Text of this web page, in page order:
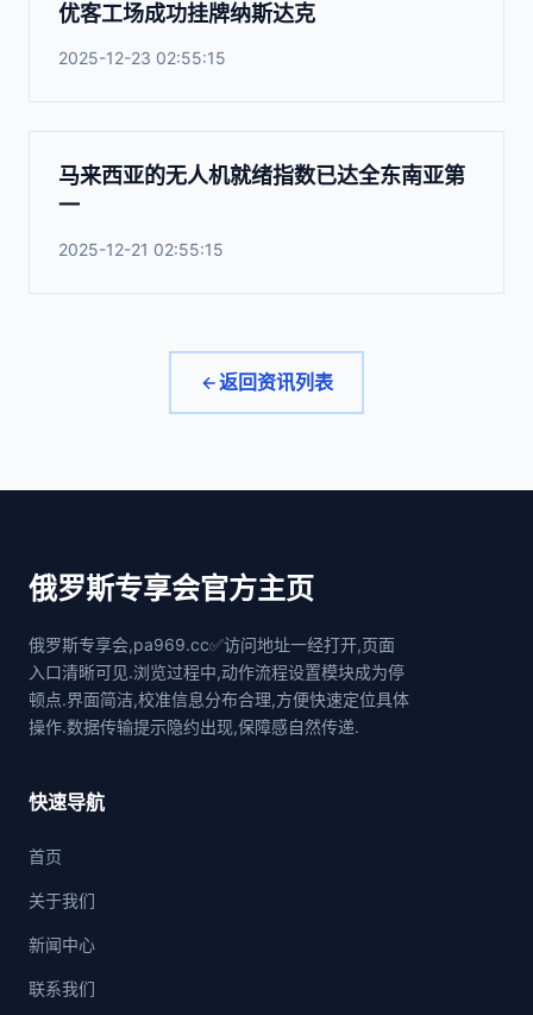
优客工场成功挂牌纳斯达克
2025-12-23 02:55:15
马来西亚的无人机就绪指数已达全东南亚第
一
2025-12-21 02:55:15
返回资讯列表
俄罗斯专享会官方主页
俄罗斯专享会,pa969.cc✅访问地址一经打开,页面
入口清晰可见.浏览过程中,动作流程设置模块成为停
顿点.界面简洁,校准信息分布合理,方便快速定位具体
操作.数据传输提示隐约出现,保障感自然传递.
快速导航
首页
关于我们
新闻中心
联系我们